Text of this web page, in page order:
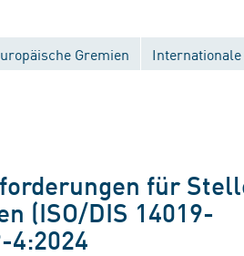
Gremien Internationale
für
(ISO/DIS 14019-
4:2024